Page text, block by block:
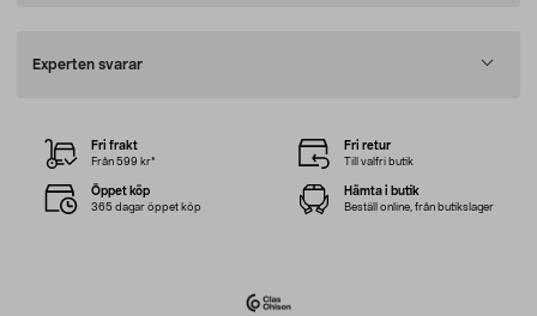
Experten svarar
Fri frakt
Från 599 kr*
Fri retur
Till valfri butik
Öppet köp
365 dagar öppet köp
Hämta i butik
Beställ online, från butikslager